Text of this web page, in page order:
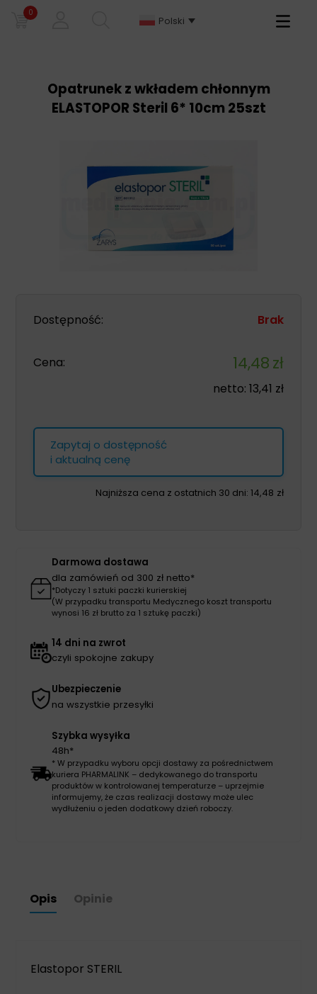
0
Polski
Primary
Opatrunek z wkładem chłonnym
ELASTOPOR Steril 6* 10cm 25szt
Dostępność: Brak
Cena: 14,48zł
netto: 13,41 zł
Zapytaj o dostępność
i aktualną cenę
Najniższa cena z ostatnich 30 dni: 14,48 zł
Darmowa dostawa
dla zamówień od 300 zł netto*
*Dotyczy 1 sztuki paczki kurierskiej
(W przypadku transportu Medycznego koszt transportu
wynosi 16 zł brutto za 1 sztukę paczki)
14 dni na zwrot
czyli spokojne zakupy
Ubezpieczenie
na wszystkie przesyłki
Szybka wysyłka
48h*
* W przypadku wyboru opcji dostawy za pośrednictwem
kuriera PHARMALINK – dedykowanego do transportu
produktów w kontrolowanej temperaturze – uprzejmie
informujemy, że czas realizacji dostawy może ulec
wydłużeniu o jeden dodatkowy dzień roboczy.
Opis Opinie
Elastopor STERIL